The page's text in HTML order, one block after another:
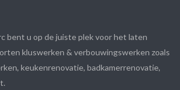
bent u op de juiste plek voor het laten
kluswerken & verbouwingswerken zoals
keukenrenovatie, badkamerrenovatie,